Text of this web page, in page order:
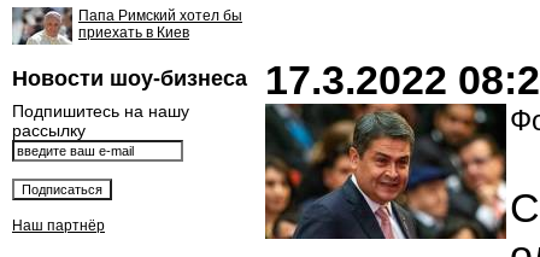
Папа Римский хотел бы
приехать в Киев
Новости шоу-бизнеса
Подпишитесь на нашу
рассылку
Наш партнёр
17.3.2022